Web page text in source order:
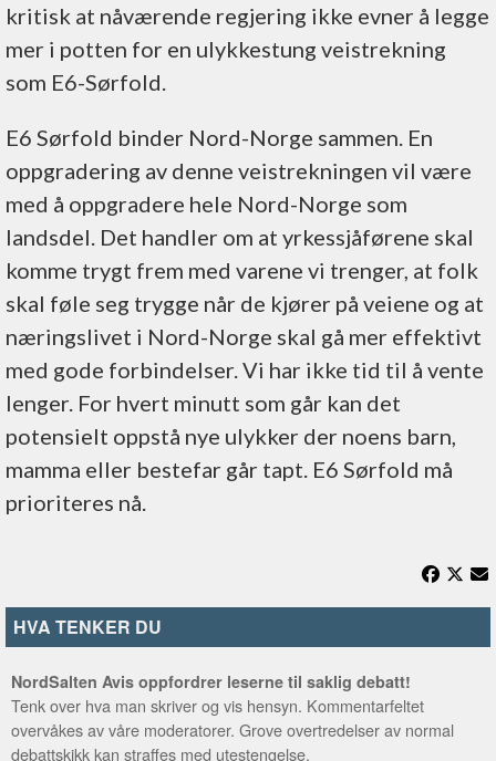
kritisk at nåværende regjering ikke evner å legge
mer i potten for en ulykkestung veistrekning
som E6-Sørfold.
E6 Sørfold binder Nord-Norge sammen. En
oppgradering av denne veistrekningen vil være
med å oppgradere hele Nord-Norge som
landsdel. Det handler om at yrkessjåførene skal
komme trygt frem med varene vi trenger, at folk
skal føle seg trygge når de kjører på veiene og at
næringslivet i Nord-Norge skal gå mer effektivt
med gode forbindelser. Vi har ikke tid til å vente
lenger. For hvert minutt som går kan det
potensielt oppstå nye ulykker der noens barn,
mamma eller bestefar går tapt. E6 Sørfold må
prioriteres nå.
HVA TENKER DU
NordSalten Avis oppfordrer leserne til saklig debatt!
Tenk over hva man skriver og vis hensyn. Kommentarfeltet
overvåkes av våre moderatorer. Grove overtredelser av normal
debattskikk kan straffes med utestengelse.